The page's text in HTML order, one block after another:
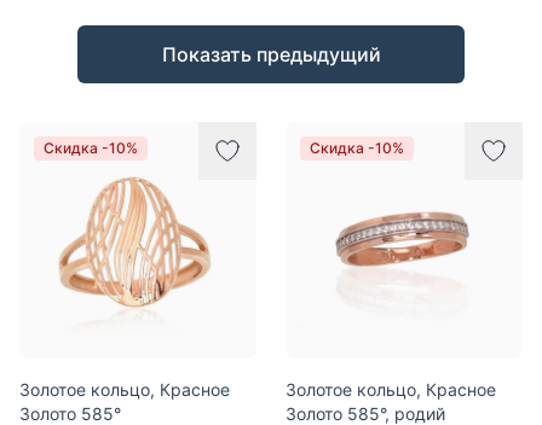
Товары
Показать предыдущий
Скидка -10%
Золотое кольцо, Красное
Золото 585°
Скидка -10%
Золотое кольцо, Красное
Золото 585°, родий